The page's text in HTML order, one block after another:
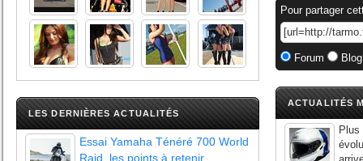
LES DERNIÈRES ACTUALITÉS
Essai Yamaha Ténéré 700 World
Raid, les points à retenir
Pour partager
Forum
ACTUALITÉS